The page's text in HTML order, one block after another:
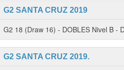
G2 SANTA CRUZ 2019
G2 18 (Draw 16) - DOBLES Nivel B -
G2 SANTA CRUZ 2019.